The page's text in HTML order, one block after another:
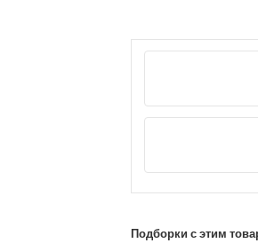
Подборки с этим